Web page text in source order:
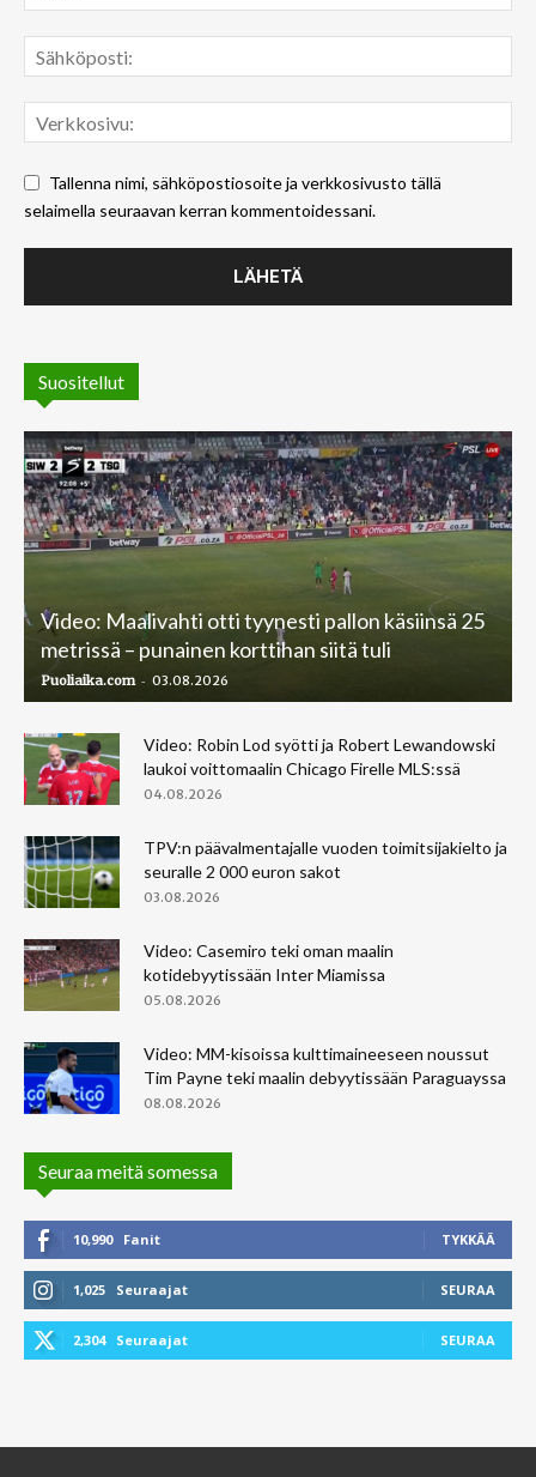
Tallenna nimi, sähköpostiosoite ja verkkosivusto tällä
selaimella seuraavan kerran kommentoidessani.
Suositellut
Video: Maalivahti otti tyynesti pallon käsiinsä 25
metrissä – punainen korttihan siitä tuli
Puoliaika.com - 03.08.2026
Video: Robin Lod syötti ja Robert Lewandowski
laukoi voittomaalin Chicago Firelle MLS:ssä
04.08.2026
TPV:n päävalmentajalle vuoden toimitsijakielto ja
seuralle 2 000 euron sakot
03.08.2026
Video: Casemiro teki oman maalin
kotidebyytissään Inter Miamissa
05.08.2026
Video: MM-kisoissa kulttimaineeseen noussut
Tim Payne teki maalin debyytissään Paraguayssa
08.08.2026
Seuraa meitä somessa
10,990 Fanit TYKKÄÄ
1,025 Seuraajat SEURAA
2,304 Seuraajat SEURAA